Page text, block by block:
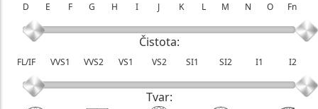
D E F G H I J K L M N O Fn
Čistota:
FL/IF VVS1 VVS2 VS1 VS2 SI1 SI2 I1 I2
Tvar: